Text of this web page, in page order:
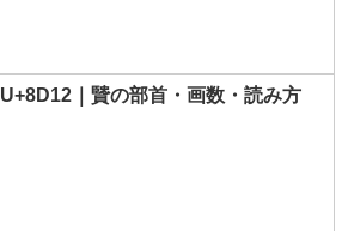
U+8D12｜贒の部首・画数・読み方